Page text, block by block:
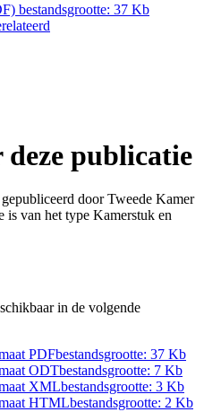
bestandsgrootte: 37 Kb
publicatie
door Tweede Kamer
is van het type Kamerstuk en
in de volgende
PDFbestandsgrootte: 37 Kb
ODTbestandsgrootte: 7 Kb
XMLbestandsgrootte: 3 Kb
HTMLbestandsgrootte: 2 Kb